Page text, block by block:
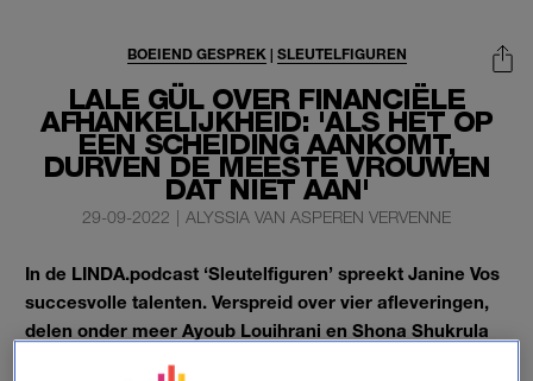
LALE GÜL OVER FINANCIËLE
AFHANKELIJKHEID: 'ALS HET OP
EEN SCHEIDING AANKOMT,
DURVEN DE MEESTE VROUWEN
DAT NIET AAN'
BOEIEND GESPREK| SLEUTELFIGUREN
29-09-2022 | ALYSSIA VAN ASPEREN VERVENNE
In de LINDA.podcast ‘Sleutelfiguren’ spreekt Janine Vos
succesvolle talenten. Verspreid over vier afleveringen,
delen onder meer Ayoub Louihrani en Shona Shukrula